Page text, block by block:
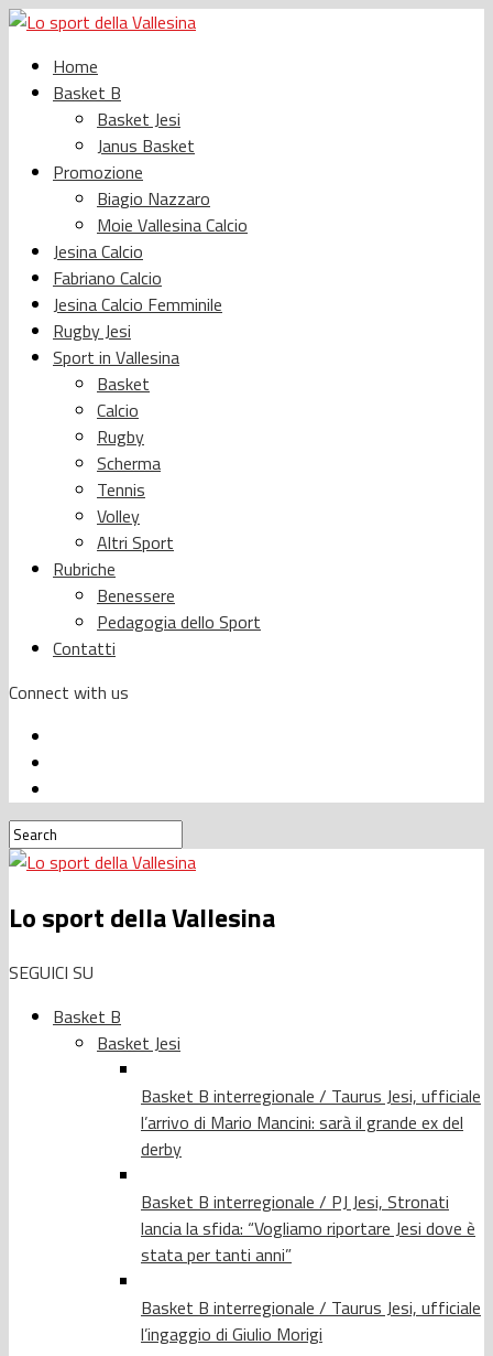
Home
Basket B
Basket Jesi
Janus Basket
Promozione
Biagio Nazzaro
Moie Vallesina Calcio
Jesina Calcio
Fabriano Calcio
Jesina Calcio Femminile
Rugby Jesi
Sport in Vallesina
Basket
Calcio
Rugby
Scherma
Tennis
Volley
Altri Sport
Rubriche
Benessere
Pedagogia dello Sport
Contatti
Connect with us
Lo sport della Vallesina
SEGUICI SU
Basket B
Basket Jesi
Basket B interregionale / Taurus Jesi, ufficiale
l’arrivo di Mario Mancini: sarà il grande ex del
derby
Basket B interregionale / PJ Jesi, Stronati
lancia la sfida: “Vogliamo riportare Jesi dove è
stata per tanti anni”
Basket B interregionale / Taurus Jesi, ufficiale
l’ingaggio di Giulio Morigi